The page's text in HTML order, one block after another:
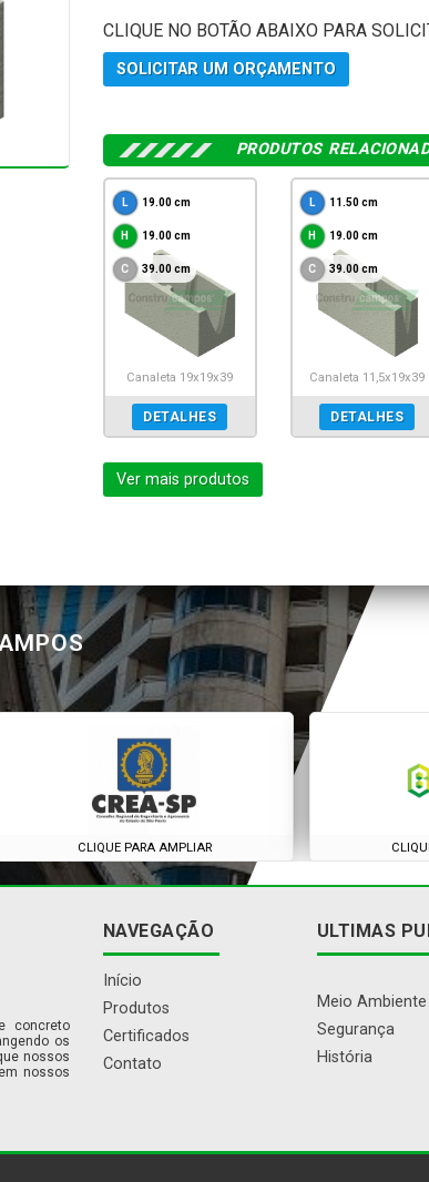
CLIQUE NO BOTÃO ABAIXO PARA
SOLICITAR UM ORÇAMENTO
PRODUTOS
19.00 cm
19.00 cm
39.00 cm
Canaleta 19x19x39
DETALHES
11.50 cm
19.00 cm
39.00 cm
Canaleta 11,5x19x39
DETALHES
Ver mais produtos
CLIQUE PARA AMPLIAR
concreto
os
nossos
nossos
NAVEGAÇÃO
Início
Produtos
Certificados
Contato
ULTIMAS
Meio Ambiente
Segurança
História